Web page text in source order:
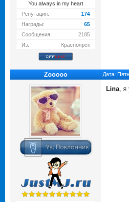
You always in my heart
Репутация:
174
Награды:
65
Сообщения:
2185
Из:
Красноярск
Zooooo Дата:
Lina, я